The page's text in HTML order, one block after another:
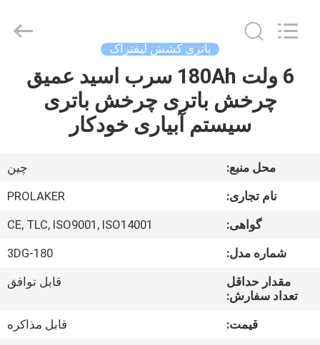
خانه
محصولات
دربارهی
کارخانه
کنترل
CO.,LIMITED.
باتری کشش لیفتراک
6 ولت 180Ah سرب اسید عمیق
چرخش باتری چرخش باتری
سیستم آبیاری خودکار
محل منبع:
چين
نام تجاری:
PROLAKER
گواهی:
CE, TLC, ISO9001, ISO14001
شماره مدل:
3DG-180
مقدار حداقل
تعداد سفارش:
قابل توافق
قیمت:
قابل مذاکره